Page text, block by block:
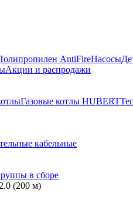
AntiFireНасосы
Акции и распродажи
Газовые котлы HUBERT
кабельные
в сборе
(200 м)